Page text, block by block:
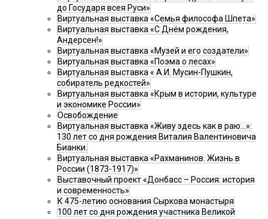
до Государя всея Руси»
Виртуальная выставка «Семья философа Шпета»
Виртуальная выставка «С Днём рождения,
Андерсен!»
Виртуальная выставка «Музей и его создатели»
Виртуальная выставка «Поэма о лесах»
Виртуальная выставка « А.И. Мусин-Пушкин,
собиратель редкостей»
Виртуальная выставка «Крым в истории, культуре
и экономике России»
Освобождение
Виртуальная выставка «Живу здесь как в раю…»:
130 лет со дня рождения Виталия Валентиновича
Бианки.
Виртуальная выставка «Рахманинов. Жизнь в
России (1873-1917)»
Выставочный проект «Донбасс – Россия: история
и современность»
К 475-летию основания Сыркова монастыря
100 лет со дня рождения участника Великой